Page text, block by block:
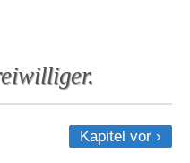
Kapitel vor ›